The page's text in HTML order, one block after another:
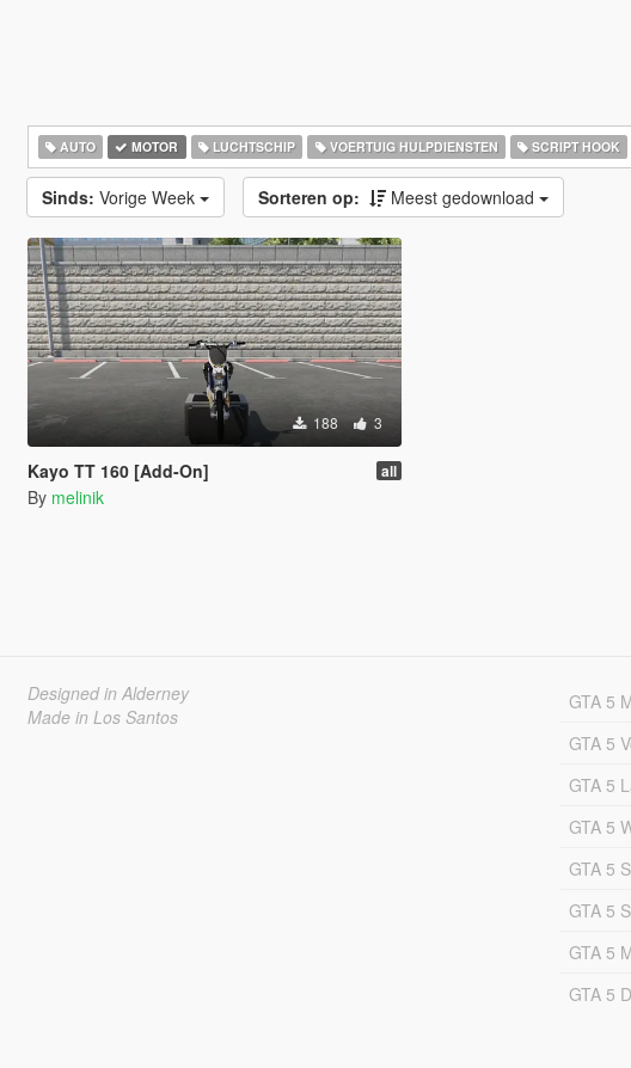
AUTO MOTOR LUCHTSCHIP VOERTUIG HULPDIENSTEN SCRIPT HOOK
Sinds: Vorige Week Sorteren op: Meest gedownload
188 3
Kayo TT 160 [Add-On] all
By melinik
Designed in Alderney
Made in Los Santos
GTA 5
GTA 5
GTA 5
GTA 5
GTA 5
GTA 5
GTA 5
GTA 5